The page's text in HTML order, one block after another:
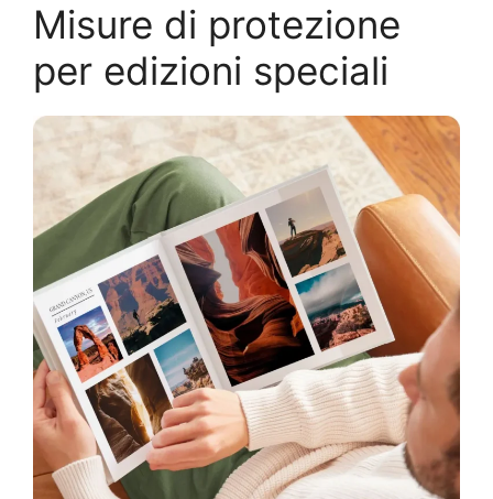
Misure di protezione
per edizioni speciali